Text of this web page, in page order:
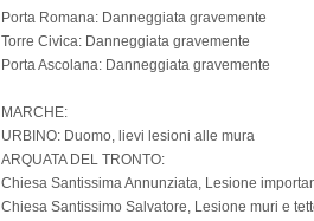
Porta Romana: Danneggiata gravemente
Torre Civica: Danneggiata gravemente
Porta Ascolana: Danneggiata gravemente
MARCHE:
URBINO: Duomo, lievi lesioni alle mura
ARQUATA DEL TRONTO:
Chiesa Santissima Annunziata, Lesione
Chiesa Santissimo Salvatore, Lesione muri e